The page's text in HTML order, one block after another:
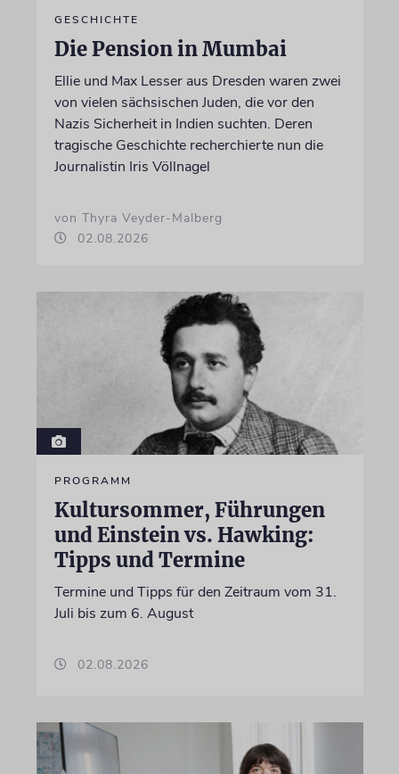
GESCHICHTE
Die Pension in Mumbai
Ellie und Max Lesser aus Dresden waren zwei
von vielen sächsischen Juden, die vor den
Nazis Sicherheit in Indien suchten. Deren
tragische Geschichte recherchierte nun die
Journalistin Iris Völlnagel
von Thyra Veyder-Malberg
02.08.2026
PROGRAMM
Kultursommer, Führungen
und Einstein vs. Hawking:
Tipps und Termine
Termine und Tipps für den Zeitraum vom 31.
Juli bis zum 6. August
02.08.2026